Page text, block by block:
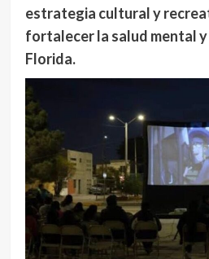
estrategia cultural y
fortalecer la salud mental
Florida.